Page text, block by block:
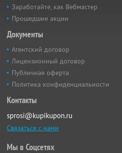
Заработайте, как Вебмастер
Прошедшие акции
Документы
Агентский договор
Лицензионный договор
Публичная оферта
Политика конфиденциальности
Контакты
sprosi@kupikupon.ru
Связаться с нами
Мы в Соцсетях